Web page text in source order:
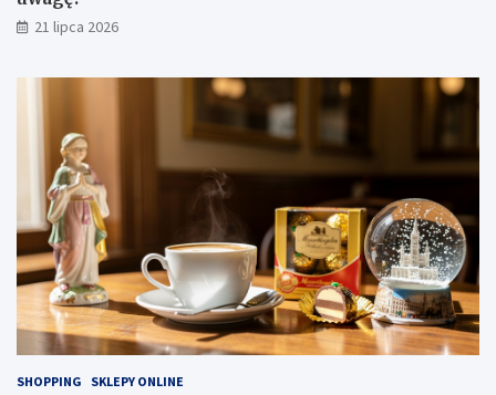
21 lipca 2026
SHOPPING SKLEPY ONLINE